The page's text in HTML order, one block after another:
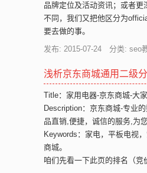
品牌定位及活动资讯；或者
不同，我们又把他区分为
要去做的事。
发布: 2015-07-24 分类: seo
浅析京东商城通用二级
Title：家用电器-京东商城-大
Description：京东商城-专业
品直销,便捷，诚信的服务,为
Keywords：家电，平板电视
商城。
咱们先看一下此页的排名（竞